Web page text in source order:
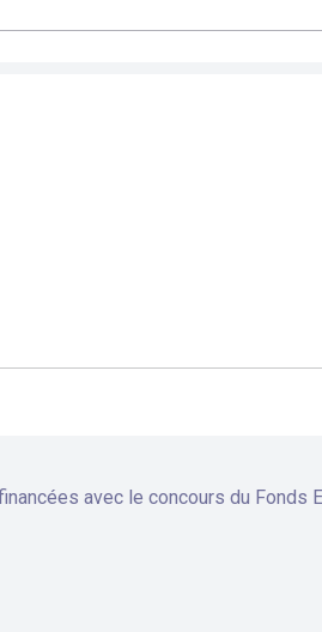
avec le concours du Fonds